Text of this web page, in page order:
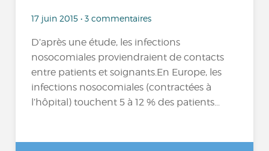
17 juin 2015 • 3 commentaires
D’après une étude, les infections
nosocomiales proviendraient de contacts
entre patients et soignants.En Europe, les
infections nosocomiales (contractées à
l’hôpital) touchent 5 à 12 % des patients...